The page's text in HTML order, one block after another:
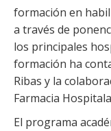
formación en
a través de
los principales
formación ha
Ribas y la
Farmacia
El programa